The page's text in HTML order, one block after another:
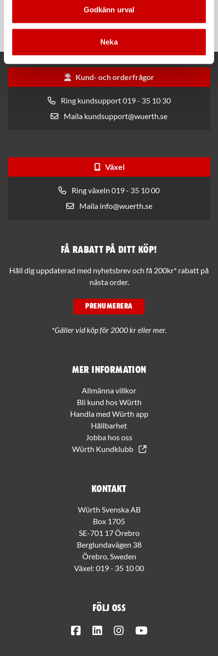
Godkänn urval
Neka
Cyanoakrylatlim för limning av
Livsmedelsgodkänd. Snabb
Svensk Bilplastteknik.
Kund- och orderfrågor
Ring kundsupport 019 - 35 10 30
Maila kundsupport@wuerth.se
Växel
Ring växeln 019 - 35 10 00
Maila info@wuerth.se
Mer information
Allmänna villkor
Bli kund hos Würth
Handla med Würth app
Hållbarhet
Jobba hos oss
Würth Kundklubb
Kontakt
Würth Svenska AB
Box 1705
SE-701 17 Örebro
Berglundavägen 38
Örebro, Sweden
Växel: 019 - 35 10 00
Följ oss
FacebookLinkedInInstagram
Få rabatt på ditt köp!
Håll dig uppdaterad med nyhetsbrev och få 200kr* rabatt på
nästa order.
PRENUMERERA
*Gäller vid köp för 2000 kr eller mer.